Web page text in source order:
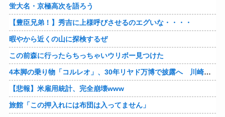
蛍大名・京極高次を語ろう
【豊臣兄弟！】秀吉に上様呼びさせるのエグいな・・・・
暇やから近くの山に探検するぜ
この前森に行ったらちっちゃいウリボー見つけた
4本脚の乗り物「コルレオ」、30年リヤド万博で披露へ 川崎重工が35年発売目指す
【悲報】米雇用統計、完全崩壊www
旅館「この押入れには布団は入ってません」